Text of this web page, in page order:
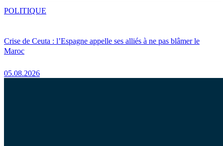
Crise de Ceuta : l’Espagne appelle ses alliés à ne pas blâmer le
Maroc
05.08.2026
POLITIQUE